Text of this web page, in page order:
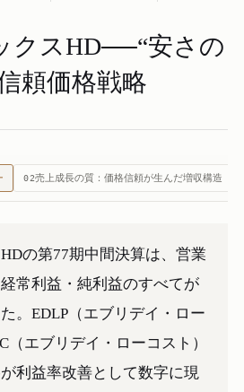
クスHD──“安さの
頼価格戦略
02売上成長の質：価格信頼が生んだ増収構造
の第77期中間決算は、営業
常利益・純利益のすべてが
。EDLP（エブリデイ・ロー
（エブリデイ・ローコスト）
利益率改善として数字に現